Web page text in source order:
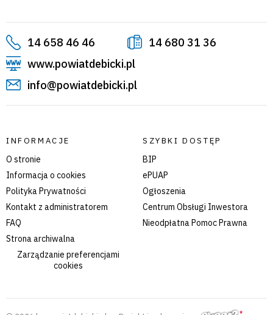
14 658 46 46
14 680 31 36
www.powiatdebicki.pl
info@powiatdebicki.pl
INFORMACJE
O stronie
Informacja o cookies
Polityka Prywatności
Kontakt z administratorem
FAQ
Strona archiwalna
Zarządzanie preferencjami
cookies
SZYBKI DOSTĘP
BIP
ePUAP
Ogłoszenia
Centrum Obsługi Inwestora
Nieodpłatna Pomoc Prawna